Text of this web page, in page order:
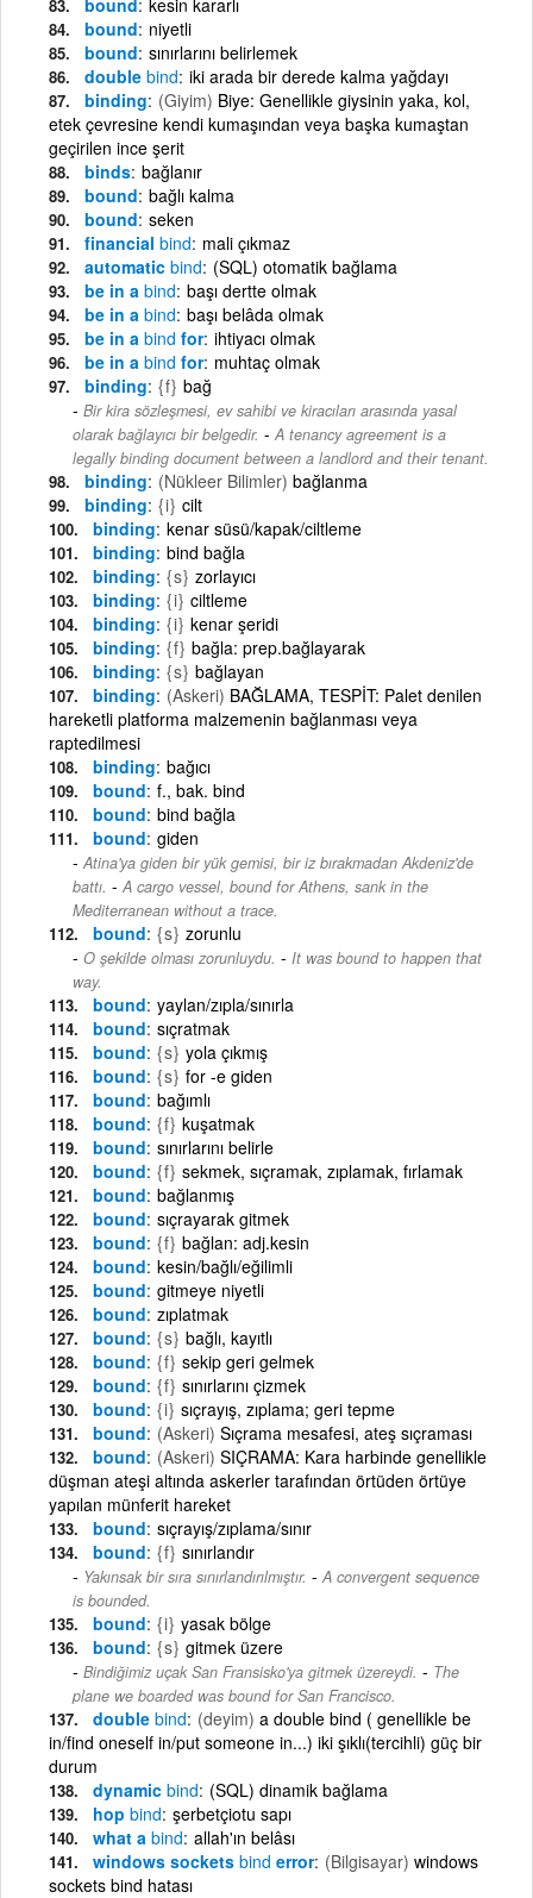
bound niyetli
bound sınırlarını belirlemek
double bind iki arada bir derede kalma yağdayı
binding (Giyim) Biye: Genellikle giysinin yaka, kol,
etek çevresine kendi kumaşından veya başka kumaştan
geçirilen ince şerit
binds bağlanır
bound bağlı kalma
bound seken
financial bind mali çıkmaz
automatic bind (SQL) otomatik bağlama
be in a bind başı dertte olmak
be in a bind başı belâda olmak
be in a bind for ihtiyacı olmak
be in a bind for muhtaç olmak
binding {f} bağ
Bir kira sözleşmesi, ev sahibi ve kiracıları arasında yasal
olarak bağlayıcı bir belgedir. - A tenancy agreement is a
legally binding document between a landlord and their tenant.
binding (Nükleer Bilimler) bağlanma
binding {i} cilt
binding kenar süsü/kapak/ciltleme
binding bind bağla
binding {s} zorlayıcı
binding {i} ciltleme
binding {i} kenar şeridi
binding {f} bağla: prep.bağlayarak
binding {s} bağlayan
binding (Askeri) BAĞLAMA, TESPİT: Palet denilen
hareketli platforma malzemenin bağlanması veya
raptedilmesi
binding bağıcı
bound f., bak. bind
bound bind bağla
bound giden
Atina'ya giden bir yük gemisi, bir iz bırakmadan Akdeniz'de
battı. - A cargo vessel, bound for Athens, sank in the
Mediterranean without a trace.
bound {s} zorunlu
O şekilde olması zorunluydu. - It was bound to happen that
way.
bound yaylan/zıpla/sınırla
bound sıçratmak
bound {s} yola çıkmış
bound {s} for -e giden
bound bağımlı
bound {f} kuşatmak
bound sınırlarını belirle
bound {f} sekmek, sıçramak, zıplamak, fırlamak
bound bağlanmış
bound sıçrayarak gitmek
bound {f} bağlan: adj.kesin
bound kesin/bağlı/eğilimli
bound gitmeye niyetli
bound zıplatmak
bound {s} bağlı, kayıtlı
bound {f} sekip geri gelmek
bound {f} sınırlarını çizmek
bound {i} sıçrayış, zıplama; geri tepme
bound (Askeri) Sıçrama mesafesi, ateş sıçraması
bound (Askeri) SIÇRAMA: Kara harbinde genellikle
düşman ateşi altında askerler tarafından örtüden örtüye
yapılan münferit hareket
bound sıçrayış/zıplama/sınır
bound {f} sınırlandır
Yakınsak bir sıra sınırlandırılmıştır. - A convergent sequence
is bounded.
bound {i} yasak bölge
bound {s} gitmek üzere
Bindiğimiz uçak San Fransisko'ya gitmek üzereydi. - The
plane we boarded was bound for San Francisco.
double bind (deyim) a double bind ( genellikle be
in/find oneself in/put someone in...) iki şıklı(tercihli) güç bir
durum
dynamic bind (SQL) dinamik bağlama
hop bind şerbetçiotu sapı
what a bind allah'ın belâsı
windows sockets bind error (Bilgisayar) windows
sockets bind hatası